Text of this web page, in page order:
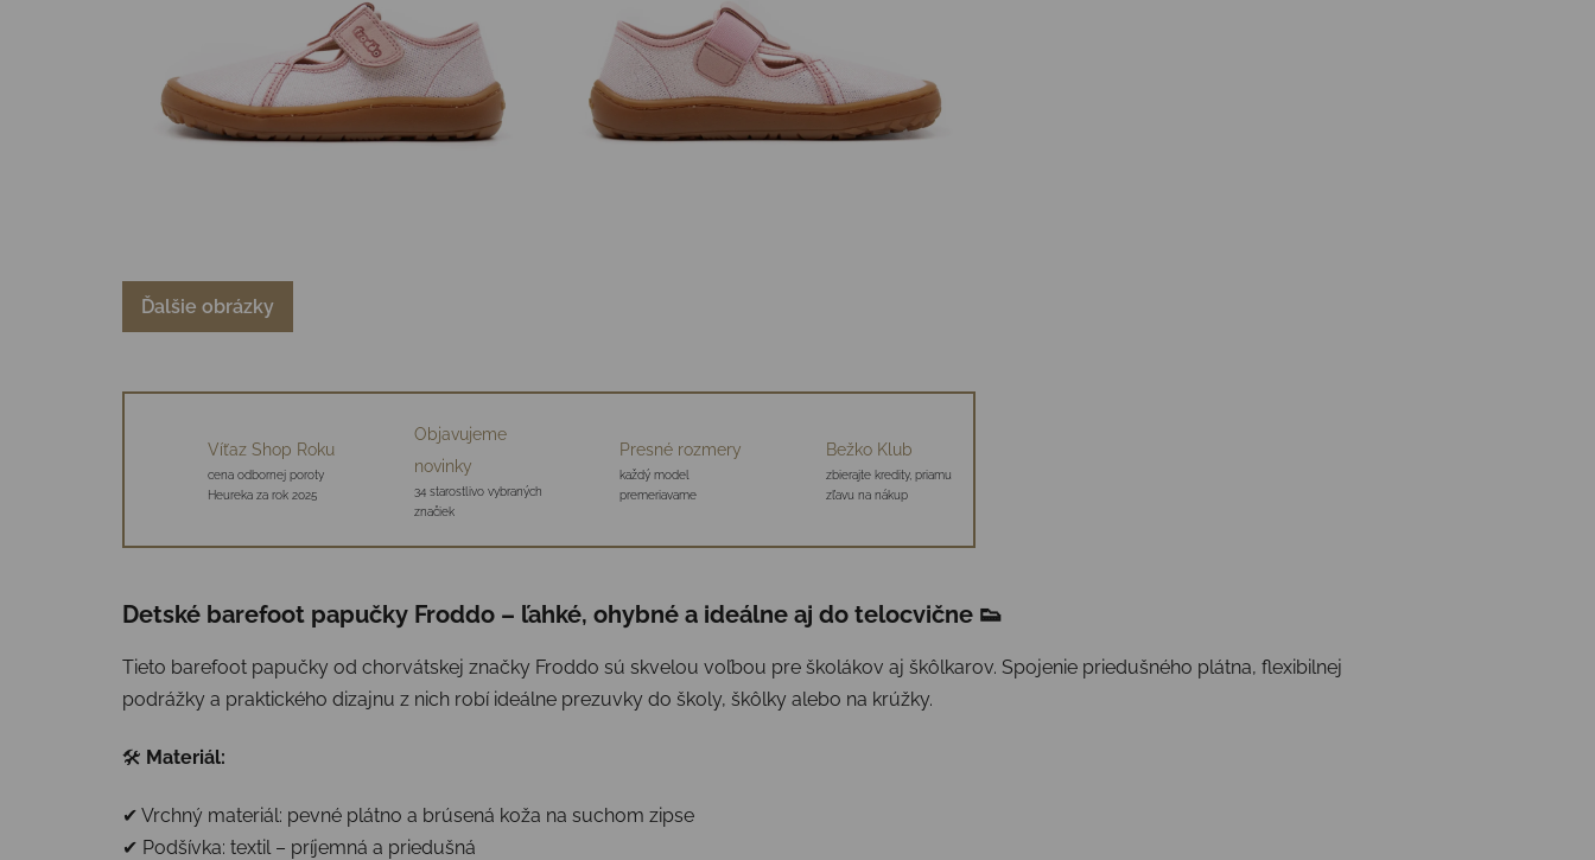
Ďalšie obrázky
Víťaz Shop Roku
cena odbornej poroty
Heureka za rok 2025
Objavujeme
novinky
34 starostlivo vybraných
značiek
Presné rozmery
každý model
premeriavame
Bežko Klub
zbierajte kredity, priamu
zľavu na nákup
Detské barefoot papučky Froddo – ľahké, ohybné a ideálne aj do telocvične 👟
Tieto barefoot papučky od chorvátskej značky Froddo sú skvelou voľbou pre školákov aj škôlkarov. Spojenie priedušného plátna, flexibilnej
podrážky a praktického dizajnu z nich robí ideálne prezuvky do školy, škôlky alebo na krúžky.
🛠 Materiál:
✔ Vrchný materiál: pevné plátno a brúsená koža na suchom zipse
✔ Podšívka: textil – príjemná a priedušná